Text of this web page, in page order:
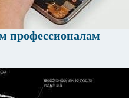
профессионалам